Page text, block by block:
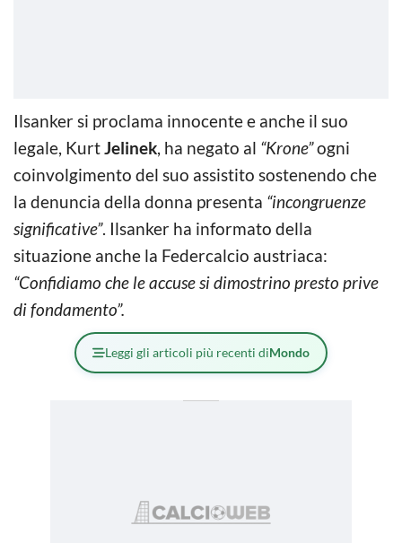
Ilsanker si proclama innocente e anche il suo
legale, KurtJelinek, ha negato al “Krone”ogni
coinvolgimento del suo assistito sostenendo che
la denuncia della donna presenta “incongruenze
significative”. Ilsanker ha informato della
situazione anche la Federcalcio austriaca:
“Confidiamo che le accuse si dimostrino presto prive
di fondamento”.
Leggi gli articoli più recenti diMondo